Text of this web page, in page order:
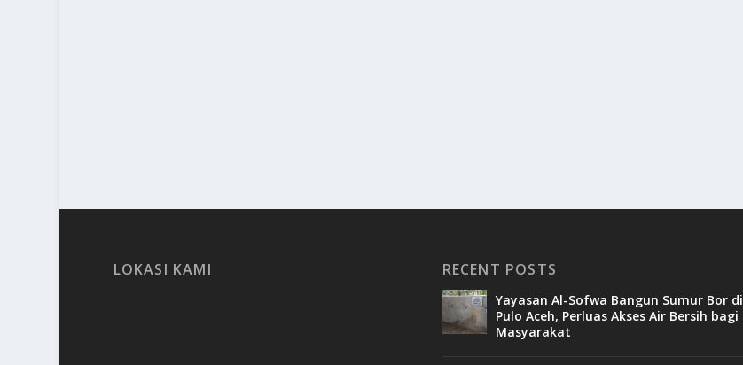
LOKASI KAMI RECENT POSTS
Yayasan Al-Sofwa Bangun Sumur Bor di
Pulo Aceh, Perluas Akses Air Bersih bagi
Masyarakat